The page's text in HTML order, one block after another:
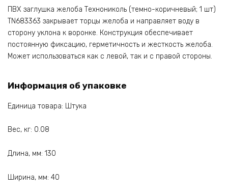
ПВХ заглушка желоба Технониколь (темно-коричневый; 1 шт)
TN683363 закрывает торцы желоба и направляет воду в
сторону уклона к воронке. Конструкция обеспечивает
постоянную фиксацию, герметичность и жесткость желоба.
Может использоваться как с левой, так и с правой стороны.
Информация об упаковке
Единица товара: Штука
Вес, кг: 0.08
Длина, мм: 130
Ширина, мм: 40